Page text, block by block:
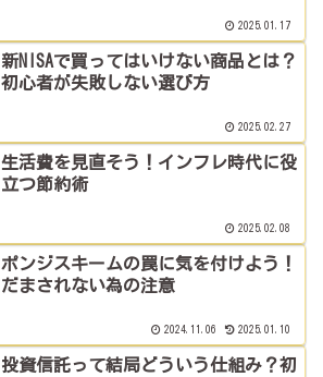
2025.01.17
新NISAで買ってはいけない商品とは？
初心者が失敗しない選び方
2025.02.27
生活費を見直そう！インフレ時代に役
立つ節約術
2025.02.08
ポンジスキームの罠に気を付けよう！
だまされない為の注意
2024.11.06 2025.01.10
投資信託って結局どういう仕組み？初